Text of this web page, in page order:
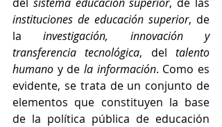
instituciones de educación superior, de
la investigación, innovación y
transferencia tecnológica, del talento
humano y de la información. Como es
evidente, se trata de un conjunto de
elementos que constituyen la base
de la política pública de educación